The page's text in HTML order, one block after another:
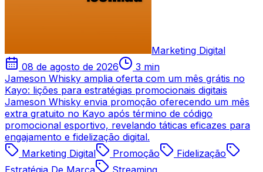
Marketing Digital
08 de agosto de 2026
3 min
Jameson Whisky amplia oferta com um mês grátis no
Kayo: lições para estratégias promocionais digitais
Jameson Whisky envia promoção oferecendo um mês
extra gratuito no Kayo após término de código
promocional esportivo, revelando táticas eficazes para
engajamento e fidelização digital.
Marketing Digital
Promoção
Fidelização